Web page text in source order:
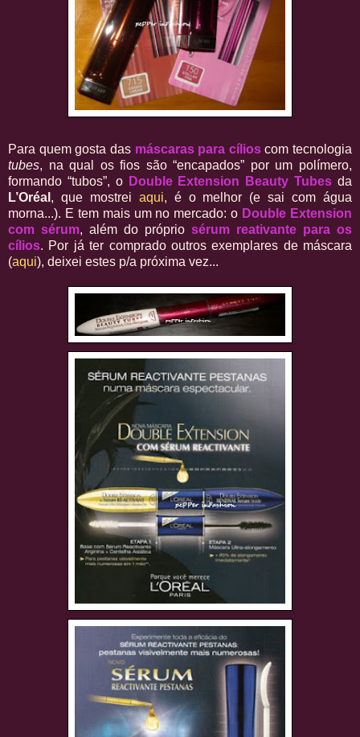
Para quem gosta das máscaras para cílioscom tecnologia
tubes, na qual os fios são “encapados” por um polímero,
formando “tubos”, o Double Extension Beauty Tubes da
L’Oréal , que mostrei aqui, é o melhor (e sai com água
morna...). E tem mais um no mercado: o Double Extension
com sérum, além do próprio sérum reativante para os
cílios. Por já ter comprado outros exemplares de máscara
(aqui), deixei estes p/a próxima vez...